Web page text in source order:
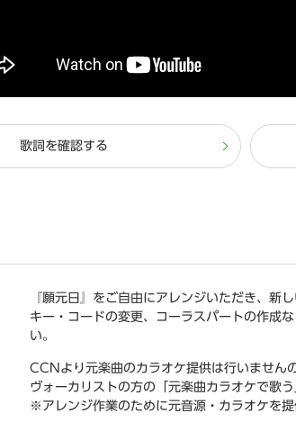
歌詞を確認する
『願元日』をご自由にアレンジいただき、新
キー・コードの変更、コーラスパートの作成
い。
CCNより元楽曲のカラオケ提供は行いませんの
ヴォーカリストの方の「元楽曲カラオケで歌
※アレンジ作業のために元音源・カラオケを提